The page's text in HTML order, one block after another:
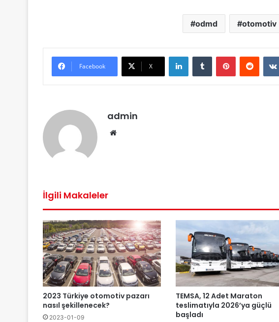
odmd otomotiv
Facebook X
LinkedInTumblr PinterestReddit
admin
İlgili Makaleler
2023 Türkiye otomotiv pazarı
nasıl şekillenecek?
2023-01-09
TEMSA, 12 Adet Maraton
teslimatıyla 2026’ya güçlü
başladı